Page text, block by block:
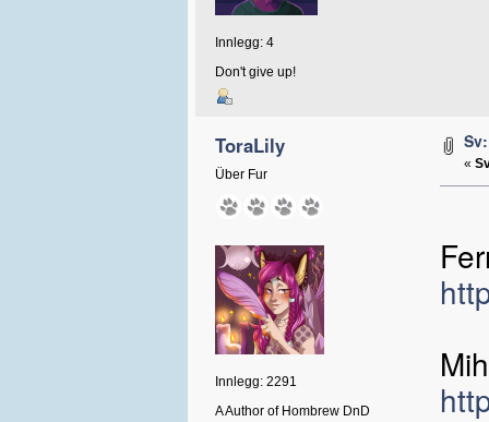
Innlegg: 4
Don't give up!
ToraLily
Über Fur
Innlegg: 2291
A Author of Hombrew DnD
«